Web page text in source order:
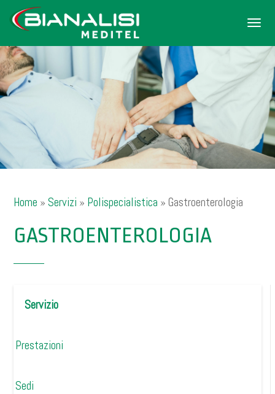
Menu
Home »Servizi » Polispecialistica »Gastroenterologia
GASTROENTEROLOGIA
Servizio
Prestazioni
Sedi